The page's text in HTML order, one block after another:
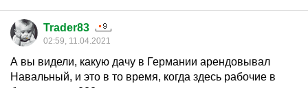
Trader83
02:59, 11.04.2021
А вы видели, какую дачу в Германии арендовывал
Навальный, и это в то время, когда здесь рабочие в